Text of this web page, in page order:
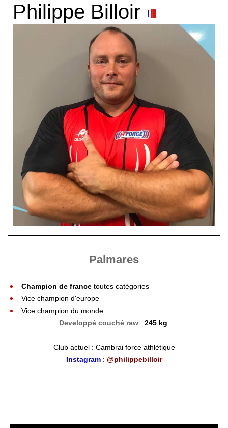
Philippe Billoir
Palmares
Champion de france toutes catégories
Vice champion d'europe
Vice champion du monde
Developpé couché raw: 245 kg
Club actuel : Cambrai force athlétique
Instagram: @philippebilloir